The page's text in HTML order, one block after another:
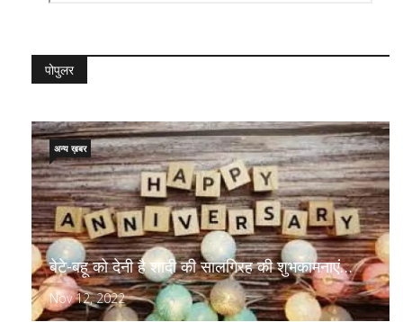
पोपुलर
बेटे-बहू को देनी है शादी की सालगिरह की शुभकामनाएं…
Nov 12, 2022
अन्य ख़बर